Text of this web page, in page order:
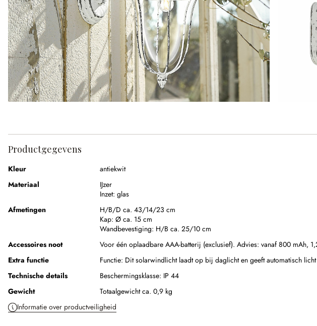
Productgegevens
Kleur
antiekwit
Materiaal
IJzer
Inzet: glas
Afmetingen
H/B/D ca. 43/14/23 cm
Kap: Ø ca. 15 cm
Wandbevestiging: H/B ca. 25/10 cm
Accessoires noot
Voor één oplaadbare AAA-batterij (exclusief). Advies: vanaf 800 mAh,
Extra functie
Functie: Dit solarwindlicht laadt op bij daglicht en geeft automatisch
Technische details
Beschermingsklasse: IP 44
Gewicht
Totaalgewicht ca. 0,9 kg
Informatie over productveiligheid